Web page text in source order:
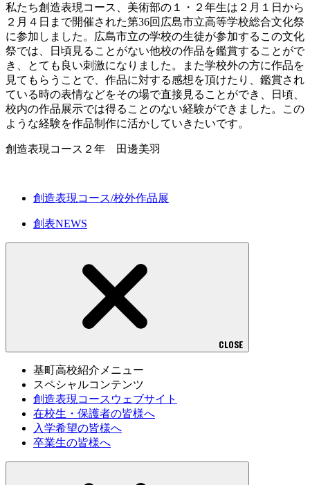
私たち創造表現コース、美術部の１・２年生は２月１日から
２月４日まで開催された第36回広島市立高等学校総合文化祭
に参加しました。広島市立の学校の生徒が参加するこの文化
祭では、日頃見ることがない他校の作品を鑑賞することがで
き、とても良い刺激になりました。また学校外の方に作品を
見てもらうことで、作品に対する感想を頂けたり、鑑賞され
ている時の表情などをその場で直接見ることができ、日頃、
校内の作品展示では得ることのない経験ができました。この
ような経験を作品制作に活かしていきたいです。
創造表現コース２年 田邊美羽
創造表現コース/校外作品展
創表NEWS
CLOSE
基町高校紹介メニュー
スペシャルコンテンツ
創造表現コースウェブサイト
在校生・保護者の皆様へ
入学希望の皆様へ
卒業生の皆様へ